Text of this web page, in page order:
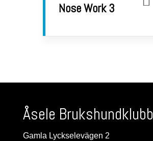
Nose Work 3
Åsele Brukshundklubb
Gamla Lyckselevägen 2